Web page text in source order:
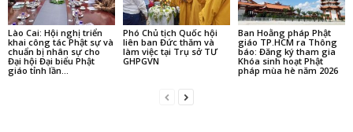
Lào Cai: Hội nghị triển
khai công tác Phật sự và
chuẩn bị nhân sự cho
Đại hội Đại biểu Phật
giáo tỉnh lần...
Phó Chủ tịch Quốc hội
liên ban Đức thăm và
làm việc tại Trụ sở TƯ
GHPGVN
Ban Hoằng pháp Phật
giáo TP.HCM ra Thông
báo: Đăng ký tham gia
Khóa sinh hoạt Phật
pháp mùa hè năm 2026